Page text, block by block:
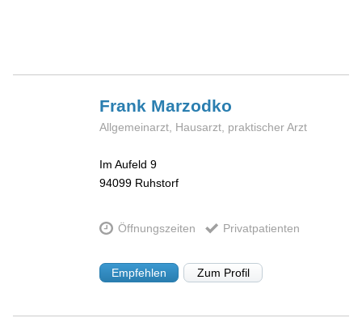
Frank Marzodko
Allgemeinarzt, Hausarzt, praktischer Arzt
Im Aufeld 9
94099 Ruhstorf
Öffnungszeiten Privatpatienten
Empfehlen Zum Profil